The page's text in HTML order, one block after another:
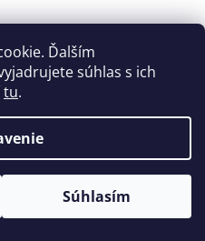
Ďalším
súhlas s ich
tu.
Súhlasím